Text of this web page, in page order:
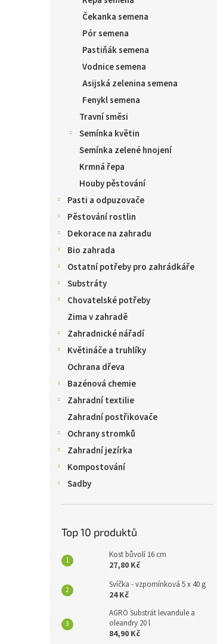
Čekanka semena
Pór semena
Pastiňák semena
Vodnice semena
Asijská zelenina semena
Fenykl semena
Travní směsi
Semínka květin
Semínka zelené hnojení
Krmná řepa
Houby pěstování
Pasti a odpuzovače
Pěstování rostlin
Dekorace na zahradu
Bio zahrada
Ostatní potřeby pro zahrádkáře
Substráty
Chovatelské potřeby
Zima v zahradě
Zahradnické nářadí
Květináče a truhlíky
Ochrana dřeva
Bazénová chemie
Zahradní textilie
Zahradní postřikovače
Ochrany stromků
Zahradní jezírka
Kompostování
Sadby
Top 10 produktů
Kost bůvolí 16 cm
27,80 Kč
Svíčka - vzpomínková 5 x 40 g
24 Kč
AGRO Substrát levandule a
oleandry 20 l
84,90 Kč